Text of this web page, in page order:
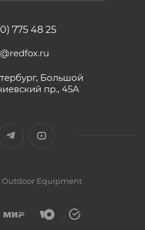
775 48 25
Большой
пр., 45А
Outdoor Equipment